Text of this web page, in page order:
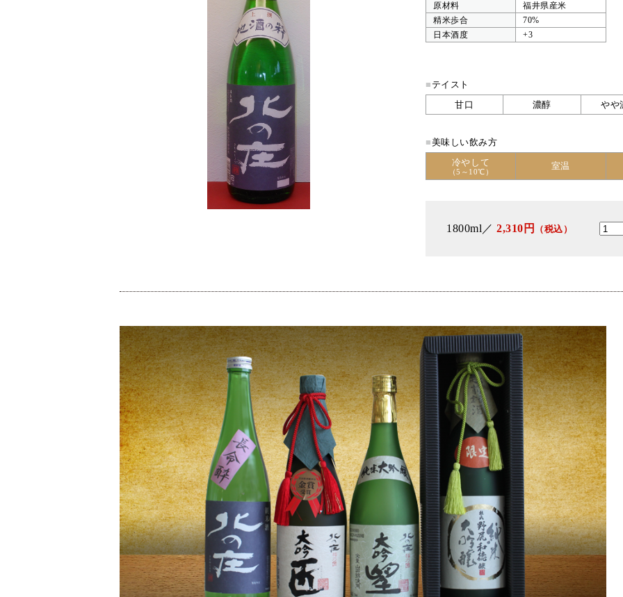
原材料
福井県産米
精米歩合
70%
日本酒度
+3
■ テイスト
甘口
濃醇 やや
■美味しい飲み方
冷やして
（5～10℃）
室温
1800ml／2,310円 （税込）